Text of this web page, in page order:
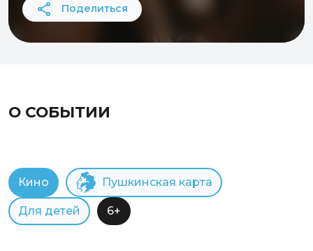
Поделиться
О СОБЫТИИ
Кино Пушкинская карта
Для детей 6+